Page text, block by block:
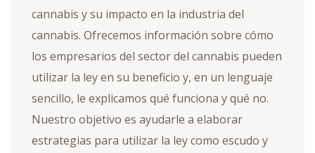
cannabis y su impacto en la industria del
cannabis. Ofrecemos información sobre cómo
los empresarios del sector del cannabis pueden
utilizar la ley en su beneficio y, en un lenguaje
sencillo, le explicamos qué funciona y qué no.
Nuestro objetivo es ayudarle a elaborar
estrategias para utilizar la ley como escudo y